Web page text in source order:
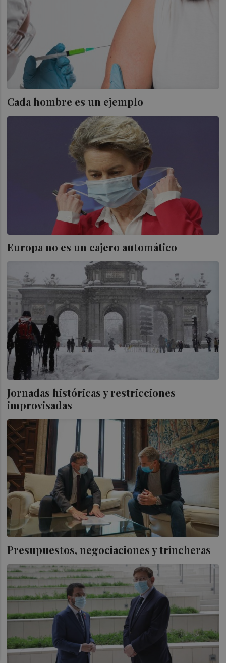
Cada hombre es un ejemplo
Europa no es un cajero automático
Jornadas históricas y restricciones
improvisadas
Presupuestos, negociaciones y trincheras